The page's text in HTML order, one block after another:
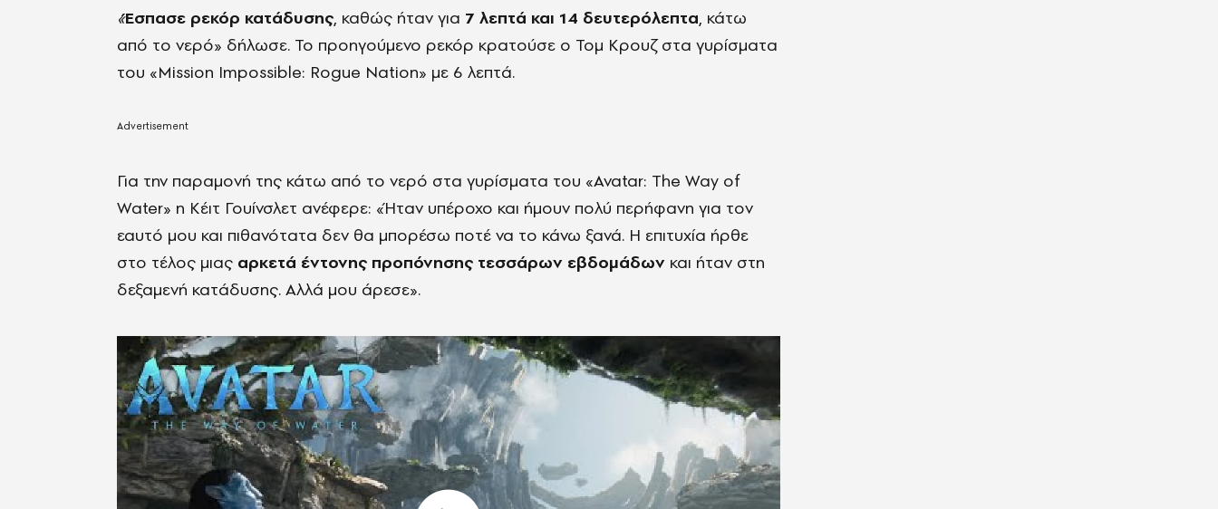
«Έσπασε ρεκόρ κατάδυσης, καθώς ήταν για 7 λεπτά και 14 δευτερόλεπτα, κάτω
από το νερό» δήλωσε. Το προηγούμενο ρεκόρ κρατούσε ο Τομ Κρουζ στα γυρίσματα
του «Mission Impossible: Rogue Nation» με 6 λεπτά.
Για την παραμονή της κάτω από το νερό στα γυρίσματα του «Avatar: The Way of
Water» η Κέιτ Γουίνσλετ ανέφερε: «Ήταν υπέροχο και ήμουν πολύ περήφανη για τον
εαυτό μου και πιθανότατα δεν θα μπορέσω ποτέ να το κάνω ξανά. Η επιτυχία ήρθε
στο τέλος μιας αρκετά έντονης προπόνησης τεσσάρων εβδομάδων και ήταν στη
δεξαμενή κατάδυσης. Αλλά μου άρεσε».